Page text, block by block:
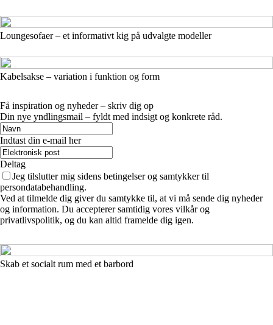
Loungesofaer – et informativt kig på udvalgte modeller
Kabelsakse – variation i funktion og form
Få inspiration og nyheder – skriv dig op
Din nye yndlingsmail – fyldt med indsigt og konkrete råd.
Indtast din e-mail her
Deltag
Jeg tilslutter mig sidens betingelser og samtykker til
persondatabehandling.
Ved at tilmelde dig giver du samtykke til, at vi må sende dig nyheder
og information. Du accepterer samtidig vores vilkår og
privatlivspolitik, og du kan altid framelde dig igen.
Skab et socialt rum med et barbord